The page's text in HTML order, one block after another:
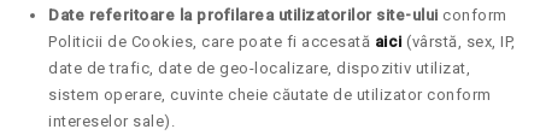
Date referitoare la profilarea utilizatorilor site-ului conform
Politicii de Cookies, care poate fi accesată aici (vârstă, sex, IP,
date de trafic, date de geo-localizare, dispozitiv utilizat,
sistem operare, cuvinte cheie căutate de utilizator conform
intereselor sale).